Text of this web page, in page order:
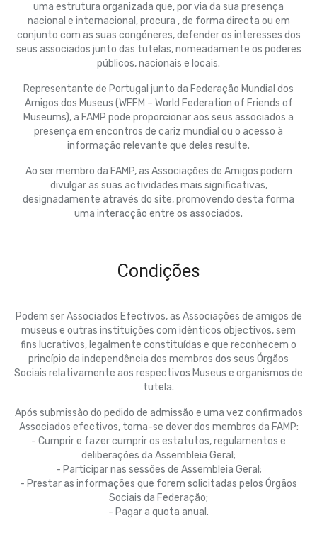
uma estrutura organizada que, por via da sua presença
nacional e internacional, procura , de forma directa ou em
conjunto com as suas congéneres, defender os interesses dos
seus associados junto das tutelas, nomeadamente os poderes
públicos, nacionais e locais.
Representante de Portugal junto da Federação Mundial dos
Amigos dos Museus (WFFM – World Federation of Friends of
Museums), a FAMP pode proporcionar aos seus associados a
presença em encontros de cariz mundial ou o acesso à
informação relevante que deles resulte.
Ao ser membro da FAMP, as Associações de Amigos podem
divulgar as suas actividades mais significativas,
designadamente através do site, promovendo desta forma
uma interacção entre os associados.
Condições
Podem ser Associados Efectivos, as Associações de amigos de
museus e outras instituições com idênticos objectivos, sem
fins lucrativos, legalmente constituídas e que reconhecem o
princípio da independência dos membros dos seus Órgãos
Sociais relativamente aos respectivos Museus e organismos de
tutela.
Após submissão do pedido de admissão e uma vez confirmados
Associados efectivos, torna-se dever dos membros da FAMP:
- Cumprir e fazer cumprir os estatutos, regulamentos e
deliberações da Assembleia Geral;
- Participar nas sessões de Assembleia Geral;
- Prestar as informações que forem solicitadas pelos Órgãos
Sociais da Federação;
- Pagar a quota anual.